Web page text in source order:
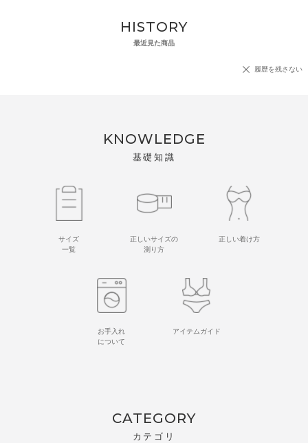
HISTORY
最近見た商品
履歴を残さない
KNOWLEDGE
基礎知識
サイズ
一覧
正しいサイズの
測り方
正しい着け方
お手入れ
について
アイテムガイド
CATEGORY
カテゴリ